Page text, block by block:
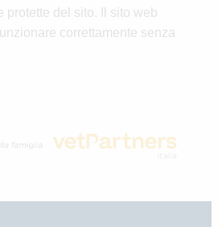
protette del sito. Il sito web
correttamente senza